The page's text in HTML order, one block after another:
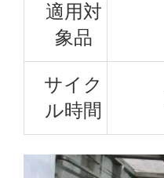
適用対
象品
サイク
ル時間